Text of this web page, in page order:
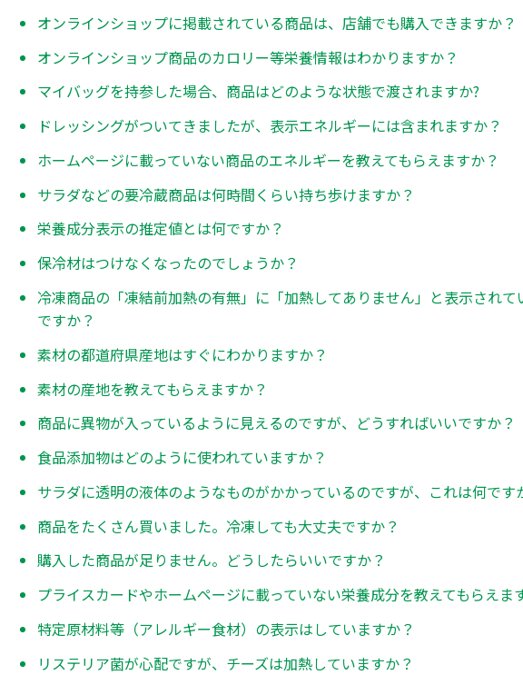
オンラインショップに掲載されている商品は、店舗でも購入できますか？
オンラインショップ商品のカロリー等栄養情報はわかりますか？
マイバッグを持参した場合、商品はどのような状態で渡されますか?
ドレッシングがついてきましたが、表示エネルギーには含まれますか？
ホームページに載っていない商品のエネルギーを教えてもらえますか？
サラダなどの要冷蔵商品は何時間くらい持ち歩けますか？
栄養成分表示の推定値とは何ですか？
保冷材はつけなくなったのでしょうか？
冷凍商品の「凍結前加熱の有無」に「加熱してありません」と表示されて
ですか？
素材の都道府県産地はすぐにわかりますか？
素材の産地を教えてもらえますか？
商品に異物が入っているように見えるのですが、どうすればいいですか？
食品添加物はどのように使われていますか？
サラダに透明の液体のようなものがかかっているのですが、これは何です
商品をたくさん買いました。冷凍しても大丈夫ですか？
購入した商品が足りません。どうしたらいいですか？
プライスカードやホームページに載っていない栄養成分を教えてもらえま
特定原材料等（アレルギー食材）の表示はしていますか？
リステリア菌が心配ですが、チーズは加熱していますか？